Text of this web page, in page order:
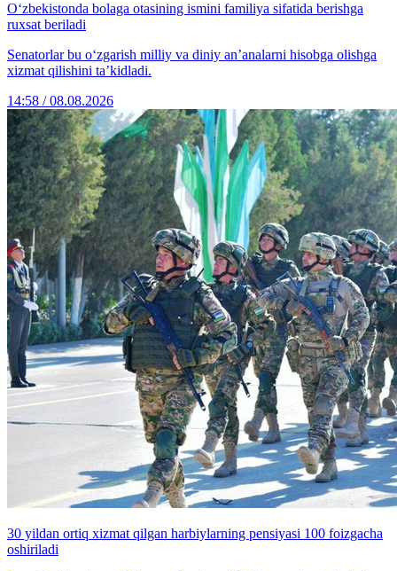
O‘zbekistonda bolaga otasining ismini familiya sifatida berishga
ruxsat beriladi
Senatorlar bu o‘zgarish milliy va diniy an’analarni hisobga olishga
xizmat qilishini ta’kidladi.
14:58 / 08.08.2026
30 yildan ortiq xizmat qilgan harbiylarning pensiyasi 100 foizgacha
oshiriladi